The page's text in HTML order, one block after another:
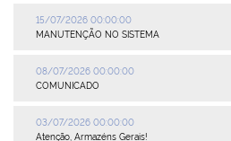
15/07/2026 00:00:00
MANUTENÇÃO NO SISTEMA
08/07/2026 00:00:00
COMUNICADO
03/07/2026 00:00:00
Atenção, Armazéns Gerais!